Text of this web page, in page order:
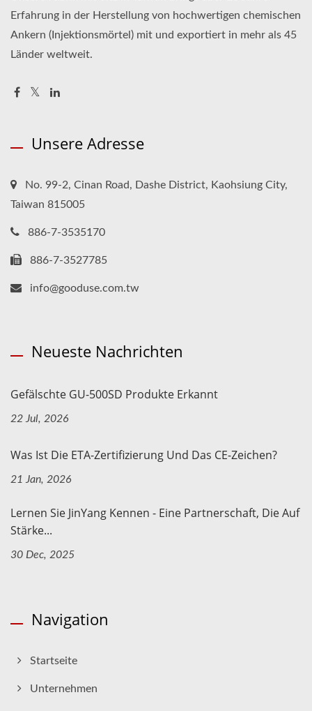
Erfahrung in der Herstellung von hochwertigen chemischen
Ankern (Injektionsmörtel) mit und exportiert in mehr als 45
Länder weltweit.
Unsere Adresse
No. 99-2, Cinan Road, Dashe District, Kaohsiung City,
Taiwan 815005
886-7-3535170
886-7-3527785
info@gooduse.com.tw
Neueste Nachrichten
Gefälschte GU-500SD Produkte Erkannt
22 Jul, 2026
Was Ist Die ETA-Zertifizierung Und Das CE-Zeichen?
21 Jan, 2026
Lernen Sie JinYang Kennen - Eine Partnerschaft, Die Auf
Stärke...
30 Dec, 2025
Navigation
Startseite
Unternehmen